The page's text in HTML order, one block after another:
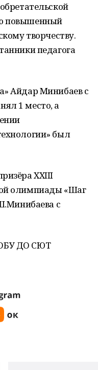
повышенный
творчеству.
педагога
Айдар Минибаев с
1 место, а
был
XXIII
олимпиады «Шаг
с
ДО СЮТ